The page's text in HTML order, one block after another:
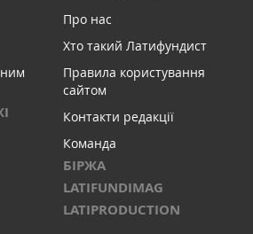
Про нас
Хто такий Латифундист
Правила користування
сайтом
Контакти редакції
Команда
БІРЖА
LATIFUNDIMAG
LATIPRODUCTION